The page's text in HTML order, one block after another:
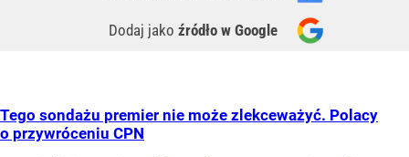
Dodaj jako źródło w Google
Tego sondażu premier nie może zlekceważyć. Polacy
o przywróceniu CPN